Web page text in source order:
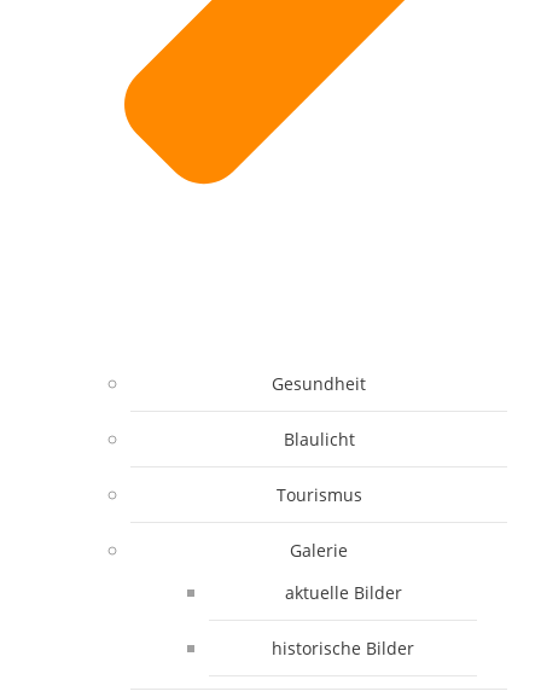
Gesundheit
Blaulicht
Tourismus
Galerie
aktuelle Bilder
historische Bilder